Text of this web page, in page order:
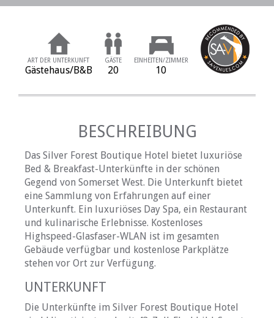
ART DER UNTERKUNFT
Gästehaus/B&B
GÄSTE
20
EINHEITEN/ZIMMER
10
BESCHREIBUNG
Das Silver Forest Boutique Hotel bietet luxuriöse
Bed & Breakfast-Unterkünfte in der schönen
Gegend von Somerset West. Die Unterkunft bietet
eine Sammlung von Erfahrungen auf einer
Unterkunft. Ein luxuriöses Day Spa, ein Restaurant
und kulinarische Erlebnisse. Kostenloses
Highspeed-Glasfaser-WLAN ist im gesamten
Gebäude verfügbar und kostenlose Parkplätze
stehen vor Ort zur Verfügung.
UNTERKUNFT
Die Unterkünfte im Silver Forest Boutique Hotel